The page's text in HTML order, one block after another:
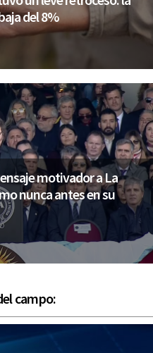
del 8%
motivador a La
nunca antes en su
campo: